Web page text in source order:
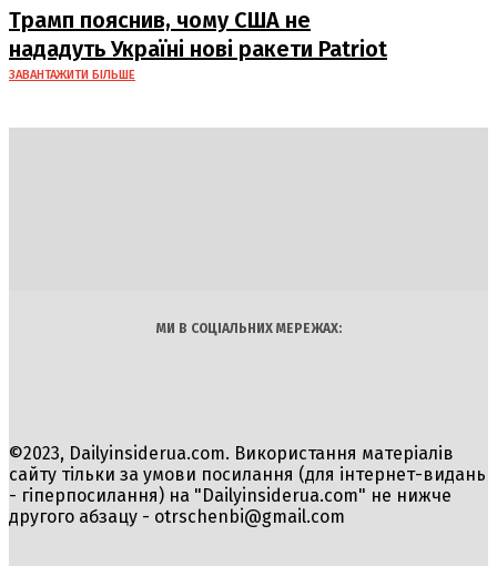
Трамп пояснив, чому США не
нададуть Україні нові ракети Patriot
ЗАВАНТАЖИТИ БІЛЬШЕ
МИ В СОЦІАЛЬНИХ МЕРЕЖАХ:
©2023, Dailyinsiderua.com. Використання матеріалів
сайту тільки за умови посилання (для інтернет-видань
- гіперпосилання) на "Dailyinsiderua.com" не нижче
другого абзацу - otrschenbi@gmail.com